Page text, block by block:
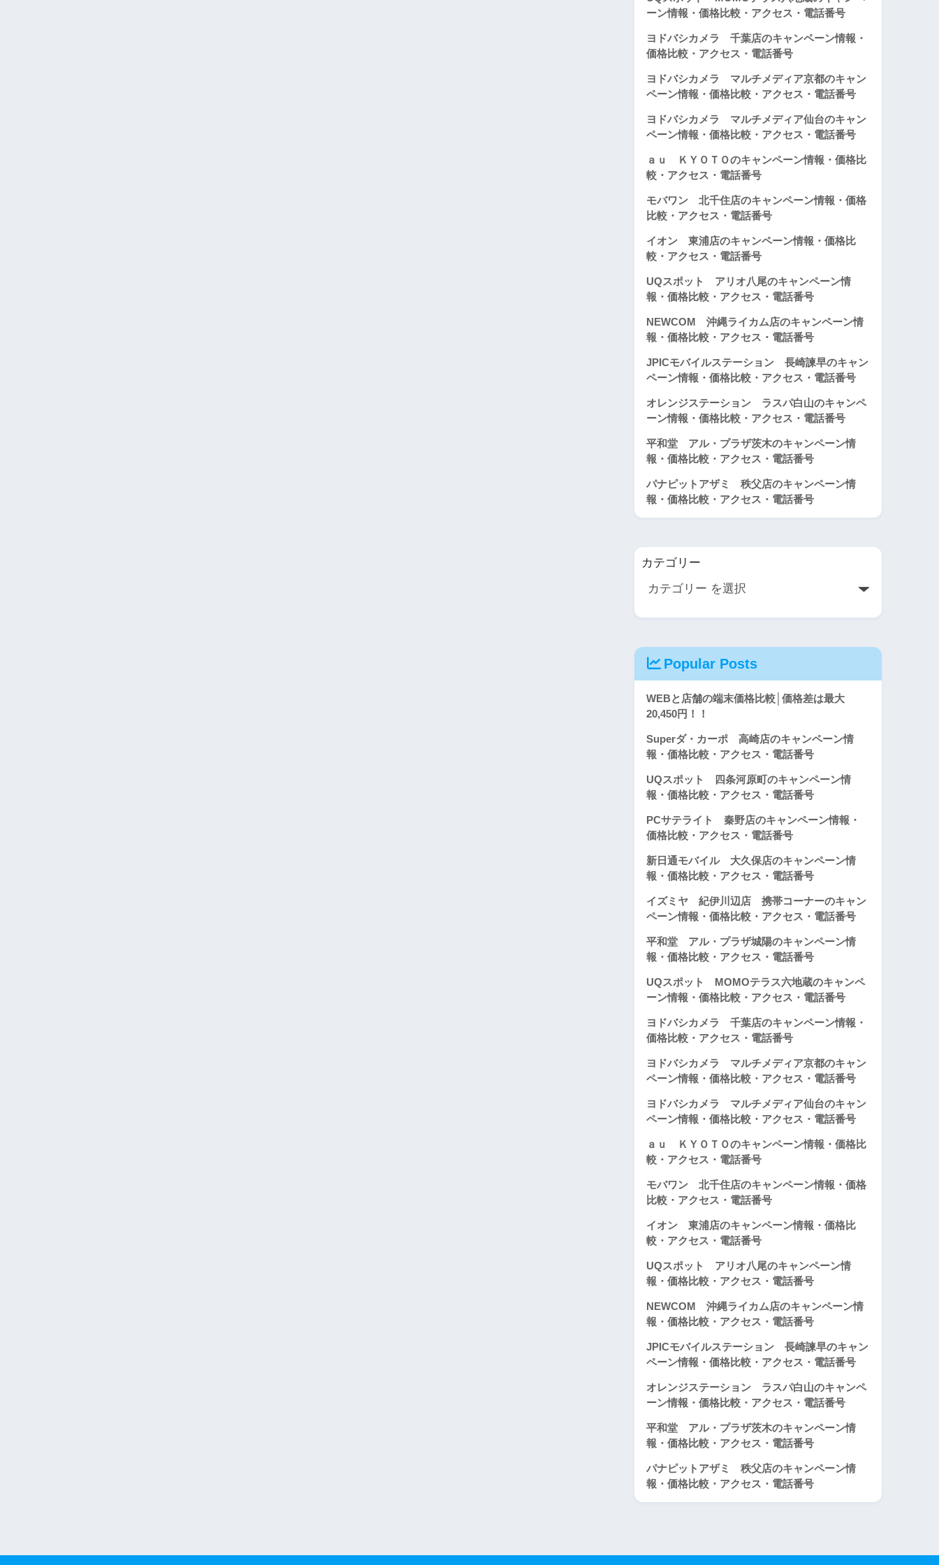
ーン情報・価格比較・アクセス・電話番号
ヨドバシカメラ 千葉店のキャンペーン情報・
価格比較・アクセス・電話番号
ヨドバシカメラ マルチメディア京都のキャン
ペーン情報・価格比較・アクセス・電話番号
ヨドバシカメラ マルチメディア仙台のキャン
ペーン情報・価格比較・アクセス・電話番号
ａｕ ＫＹＯＴＯのキャンペーン情報・価格比
較・アクセス・電話番号
モバワン 北千住店のキャンペーン情報・価格
比較・アクセス・電話番号
イオン 東浦店のキャンペーン情報・価格比
較・アクセス・電話番号
UQスポット アリオ八尾のキャンペーン情
報・価格比較・アクセス・電話番号
NEWCOM 沖縄ライカム店のキャンペーン情
報・価格比較・アクセス・電話番号
JPICモバイルステーション 長崎諫早のキャン
ペーン情報・価格比較・アクセス・電話番号
オレンジステーション ラスパ白山のキャンペ
ーン情報・価格比較・アクセス・電話番号
平和堂 アル・プラザ茨木のキャンペーン情
報・価格比較・アクセス・電話番号
パナピットアザミ 秩父店のキャンペーン情
報・価格比較・アクセス・電話番号
カテゴリー
Popular Posts
WEBと店舗の端末価格比較│価格差は最大
20,450円！！
Superダ・カーポ 高崎店のキャンペーン情
報・価格比較・アクセス・電話番号
UQスポット 四条河原町のキャンペーン情
報・価格比較・アクセス・電話番号
PCサテライト 秦野店のキャンペーン情報・
価格比較・アクセス・電話番号
新日通モバイル 大久保店のキャンペーン情
報・価格比較・アクセス・電話番号
イズミヤ 紀伊川辺店 携帯コーナーのキャン
ペーン情報・価格比較・アクセス・電話番号
平和堂 アル・プラザ城陽のキャンペーン情
報・価格比較・アクセス・電話番号
UQスポット MOMOテラス六地蔵のキャンペ
ーン情報・価格比較・アクセス・電話番号
ヨドバシカメラ 千葉店のキャンペーン情報・
価格比較・アクセス・電話番号
ヨドバシカメラ マルチメディア京都のキャン
ペーン情報・価格比較・アクセス・電話番号
ヨドバシカメラ マルチメディア仙台のキャン
ペーン情報・価格比較・アクセス・電話番号
ａｕ ＫＹＯＴＯのキャンペーン情報・価格比
較・アクセス・電話番号
モバワン 北千住店のキャンペーン情報・価格
比較・アクセス・電話番号
イオン 東浦店のキャンペーン情報・価格比
較・アクセス・電話番号
UQスポット アリオ八尾のキャンペーン情
報・価格比較・アクセス・電話番号
NEWCOM 沖縄ライカム店のキャンペーン情
報・価格比較・アクセス・電話番号
JPICモバイルステーション 長崎諫早のキャン
ペーン情報・価格比較・アクセス・電話番号
オレンジステーション ラスパ白山のキャンペ
ーン情報・価格比較・アクセス・電話番号
平和堂 アル・プラザ茨木のキャンペーン情
報・価格比較・アクセス・電話番号
パナピットアザミ 秩父店のキャンペーン情
報・価格比較・アクセス・電話番号